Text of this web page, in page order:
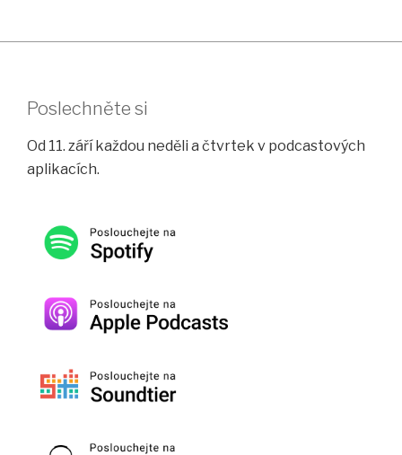
Poslechněte si
Od 11. září každou neděli a čtvrtek v podcastových
aplikacích.